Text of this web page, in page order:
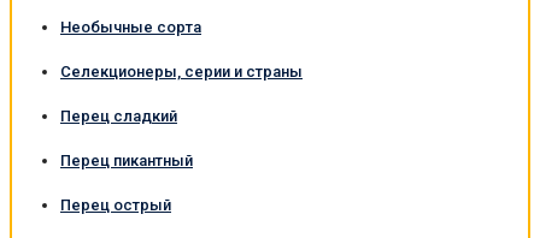
Необычные сорта
Селекционеры, серии и страны
Перец сладкий
Перец пикантный
Перец острый